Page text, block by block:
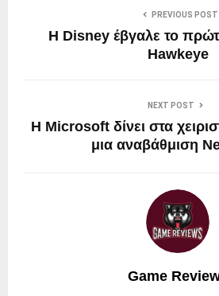
PREVIOUS POST
Η Disney έβγαλε το
Hawkeye
NEXT POST
Η Microsoft δίνει στα
μια αναβάθμιση
Game